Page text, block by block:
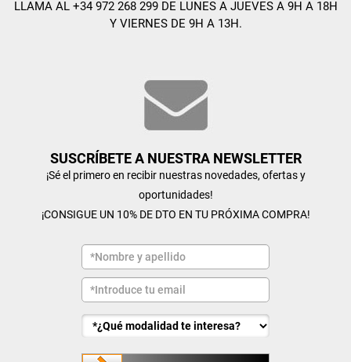
LLAMA AL +34 972 268 299 DE LUNES A JUEVES A 9H A 18H
Y VIERNES DE 9H A 13H.
SUSCRÍBETE A NUESTRA NEWSLETTER
¡Sé el primero en recibir nuestras novedades, ofertas y
oportunidades!
¡CONSIGUE UN 10% DE DTO EN TU PRÓXIMA COMPRA!